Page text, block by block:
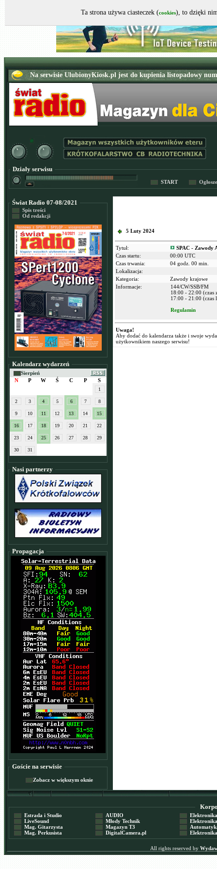
Działy serwisu
START
Świat Radio 07-08/2021
Spis treści
Od redakcji
Kalendarz wydarzeń
Sierpień
N
P W Ś C P S
1
2 3 4 5 6 7 8
9 10 11 12 13 14 15
16 17 18 19 20 21 22
23 24 25 26 27 28 29
30 31
Nasi partnerzy
Propagacja
Goście na serwisie
Zobacz w większym oknie
5 Luty 2024
Tytuł:
SPAC - Zawody
Czas startu:
00:00 UTC
Czas trwania:
04 godz. 00 min.
Lokalizacja:
Kategoria:
Zawody krajowe
Informacje:
144/CW/SSB/FM
18:00 - 22:00 (czas
17:00 - 21:00 (czas
Regulamin
Uwaga!
Aby dodać do kalendarza także i swoje
użytkownikiem naszego serwisu!
Estrada i Studio
LiveSound
Mag. Gitarzysta
Mag. Perkusista
AUDIO
Młody Technik
Magazyn T3
DigitalCamera.pl
Elektronika
Elektronika
Automatyka
Elektronika
All rights reserved by
Ta strona używa ciasteczek (cookies), to dzięki